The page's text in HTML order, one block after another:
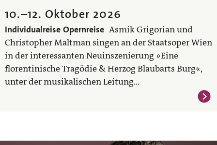
10.–12. Oktober 2026
Individualreise Opernreise Asmik Grigorian und
Christopher Maltman singen an der Staatsoper Wien
in der interessanten Neuinszenierung »Eine
florentinische Tragödie & Herzog Blaubarts Burg«,
unter der musikalischen Leitung...